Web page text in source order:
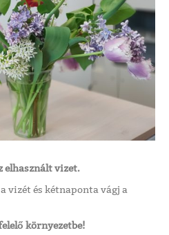
elhasznált vizet.
vizét és kétnaponta vágj a
környezetbe!